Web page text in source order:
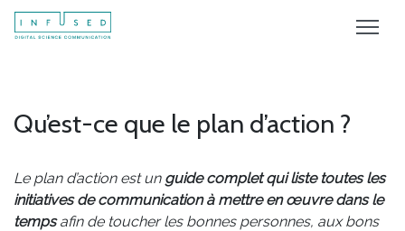
Qu’est-ce que le plan d’action ?
Le plan d’action est un guide complet qui liste toutes les
initiatives de communication à mettre en œuvre dans le
tempsafin de toucher les bonnes personnes, aux bons